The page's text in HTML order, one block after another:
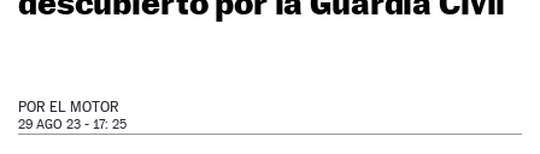
POR EL MOTOR
29 AGO 23 - 17: 25